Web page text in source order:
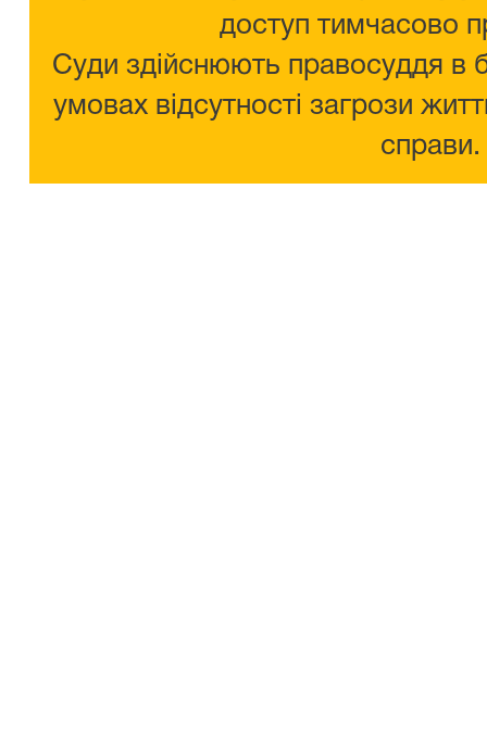
доступ тимчасово
Суди здійснюють правосуддя в
умовах відсутності загрози
справи.